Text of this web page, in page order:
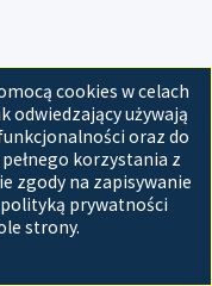
cookies w celach
odwiedzający używają
oraz do
korzystania z
zgody na zapisywanie
prywatności
strony.